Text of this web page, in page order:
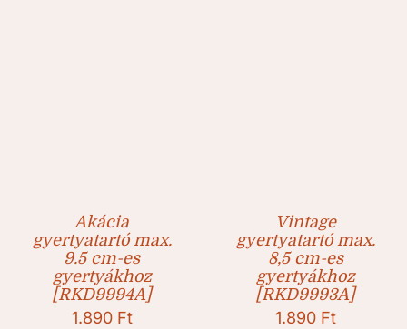
Akácia
gyertyatartó max.
9.5 cm-es
gyertyákhoz
[RKD9994A]
1.890 Ft
Vintage
gyertyatartó max.
8,5 cm-es
gyertyákhoz
[RKD9993A]
1.890 Ft